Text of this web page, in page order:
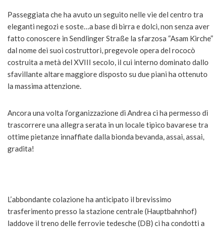
Passeggiata che ha avuto un seguito nelle vie del centro tra
eleganti negozi e soste…a base di birra e dolci, non senza aver
fatto conoscere in Sendlinger Straße la sfarzosa “Asam Kirche”
dal nome dei suoi costruttori, pregevole opera del rococò
costruita a metà del XVIII secolo, il cui interno dominato dallo
sfavillante altare maggiore disposto su due piani ha ottenuto
la massima attenzione.
Ancora una volta l’organizzazione di Andrea ci ha permesso di
trascorrere una allegra serata in un locale tipico bavarese tra
ottime pietanze innaffiate dalla bionda bevanda, assai, assai,
gradita!
L’abbondante colazione ha anticipato il brevissimo
trasferimento presso la stazione centrale (Hauptbahnhof)
laddove il treno delle ferrovie tedesche (DB) ci ha condotti a